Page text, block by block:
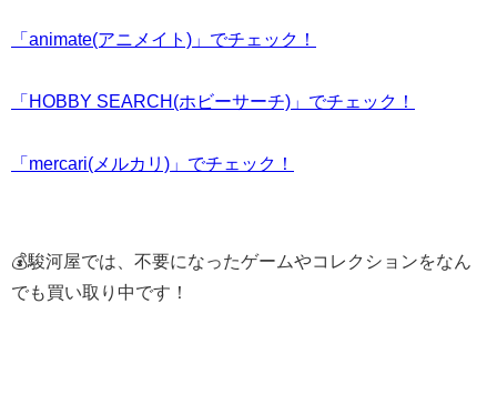
「animate(アニメイト)」でチェック！
「HOBBY SEARCH(ホビーサーチ)」でチェック！
「mercari(メルカリ)」でチェック！
💰駿河屋では、不要になったゲームやコレクションをなん
でも買い取り中です！